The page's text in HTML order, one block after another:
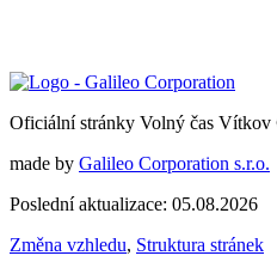
Oficiální stránky Volný čas
made by Galileo Corporation s.r.o.
Poslední aktualizace: 05.08.2026
Změna vzhledu, Struktura stránek